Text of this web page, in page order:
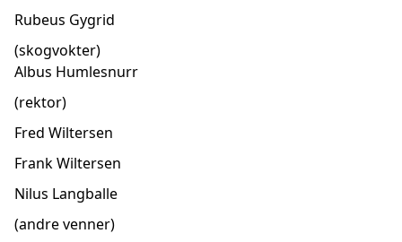
Rubeus Gygrid
(skogvokter)
Albus Humlesnurr
(rektor)
Fred Wiltersen
Frank Wiltersen
Nilus Langballe
(andre venner)